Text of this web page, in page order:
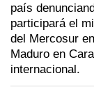
país
participará el
del Mercosur
Maduro en
internacional.